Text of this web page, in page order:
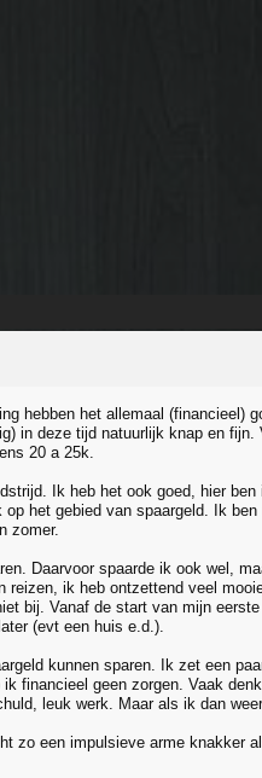
hebben het allemaal (financieel)
in deze tijd natuurlijk knap en
20 a 25k.
Ik heb het ook goed, hier
het gebied van spaargeld. Ik
zomer.
Daarvoor spaarde ik ook wel,
reizen, ik heb ontzettend veel
bij. Vanaf de start van mijn
(evt een huis e.d.).
kunnen sparen. Ik zet een
financieel geen zorgen. Vaak
leuk werk. Maar als ik dan
zo een impulsieve arme knakker